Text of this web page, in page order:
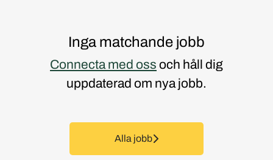
Inga matchande jobb
Connecta med oss och håll dig
uppdaterad om nya jobb.
Alla jobb